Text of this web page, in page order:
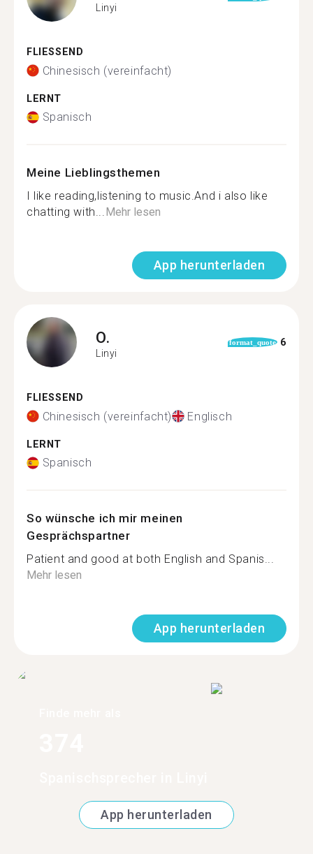
Linyi
FLIESSEND
Chinesisch (vereinfacht)
LERNT
Spanisch
Meine Lieblingsthemen
I like reading,listening to music.And i also like
chatting with...Mehr lesen
App herunterladen
O.
Linyi
format_quote 6
FLIESSEND
Chinesisch (vereinfacht) Englisch
LERNT
Spanisch
So wünsche ich mir meinen
Gesprächspartner
Patient and good at both English and Spanis...
Mehr lesen
App herunterladen
App herunterladen